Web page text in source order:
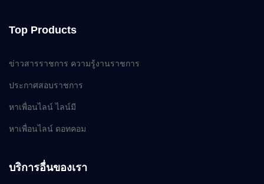
Top Products
ข่าวสารราชการ ความรู้งานราชการ
ประกาศสอบราชการ
หาเพื่อนไลน์ ไลน์มี
หาเพื่อนไลน์ ดอทคอม
บริการอื่นของเรา